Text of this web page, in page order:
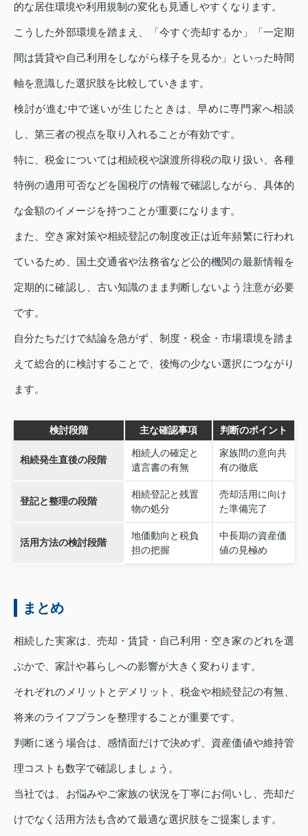
的な居住環境や利用規制の変化も見通しやすくなります。
こうした外部環境を踏まえ、「今すぐ売却するか」「一定期
間は賃貸や自己利用をしながら様子を見るか」といった時間
軸を意識した選択肢を比較していきます。
検討が進む中で迷いが生じたときは、早めに専門家へ相談
し、第三者の視点を取り入れることが有効です。
特に、税金については相続税や譲渡所得税の取り扱い、各種
特例の適用可否などを国税庁の情報で確認しながら、具体的
な金額のイメージを持つことが重要になります。
また、空き家対策や相続登記の制度改正は近年頻繁に行われ
ているため、国土交通省や法務省など公的機関の最新情報を
定期的に確認し、古い知識のまま判断しないよう注意が必要
です。
自分たちだけで結論を急がず、制度・税金・市場環境を踏ま
えて総合的に検討することで、後悔の少ない選択につながり
ます。
検討段階 主な確認事項 判断のポイント
相続発生直後の段階
相続人の確定と
遺言書の有無
家族間の意向共
有の徹底
登記と整理の段階
相続登記と残置
物の処分
売却活用に向け
た準備完了
活用方法の検討段階
地価動向と税負
担の把握
中長期の資産価
値の見極め
まとめ
相続した実家は、売却・賃貸・自己利用・空き家のどれを選
ぶかで、家計や暮らしへの影響が大きく変わります。
それぞれのメリットとデメリット、税金や相続登記の有無、
将来のライフプランを整理することが重要です。
判断に迷う場合は、感情面だけで決めず、資産価値や維持管
理コストも数字で確認しましょう。
当社では、お悩みやご家族の状況を丁寧にお伺いし、売却だ
けでなく活用方法も含めて最適な選択肢をご提案します。